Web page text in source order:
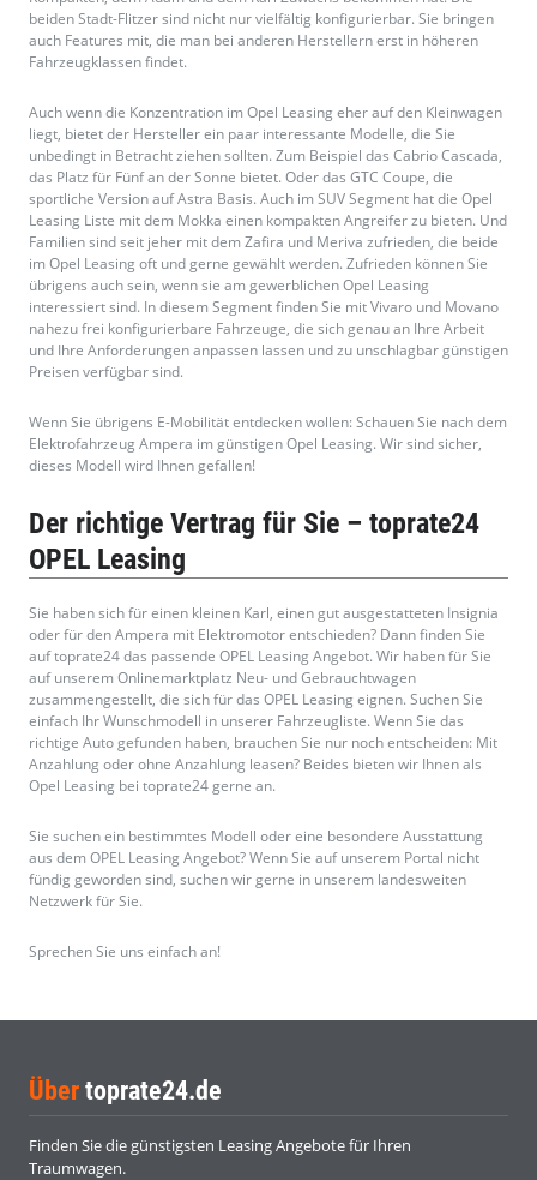
beiden Stadt-Flitzer sind nicht nur vielfältig konfigurierbar. Sie bringen
auch Features mit, die man bei anderen Herstellern erst in höheren
Fahrzeugklassen findet.
Auch wenn die Konzentration im Opel Leasing eher auf den Kleinwagen
liegt, bietet der Hersteller ein paar interessante Modelle, die Sie
unbedingt in Betracht ziehen sollten. Zum Beispiel das Cabrio Cascada,
das Platz für Fünf an der Sonne bietet. Oder das GTC Coupe, die
sportliche Version auf Astra Basis. Auch im SUV Segment hat die Opel
Leasing Liste mit dem Mokka einen kompakten Angreifer zu bieten. Und
Familien sind seit jeher mit dem Zafira und Meriva zufrieden, die beide
im Opel Leasing oft und gerne gewählt werden. Zufrieden können Sie
übrigens auch sein, wenn sie am gewerblichen Opel Leasing
interessiert sind. In diesem Segment finden Sie mit Vivaro und Movano
nahezu frei konfigurierbare Fahrzeuge, die sich genau an Ihre Arbeit
und Ihre Anforderungen anpassen lassen und zu unschlagbar günstigen
Preisen verfügbar sind.
Wenn Sie übrigens E-Mobilität entdecken wollen: Schauen Sie nach dem
Elektrofahrzeug Ampera im günstigen Opel Leasing. Wir sind sicher,
dieses Modell wird Ihnen gefallen!
Der richtige Vertrag für Sie – toprate24
OPEL Leasing
Sie haben sich für einen kleinen Karl, einen gut ausgestatteten Insignia
oder für den Ampera mit Elektromotor entschieden? Dann finden Sie
auf toprate24 das passende OPEL Leasing Angebot. Wir haben für Sie
auf unserem Onlinemarktplatz Neu- und Gebrauchtwagen
zusammengestellt, die sich für das OPEL Leasing eignen. Suchen Sie
einfach Ihr Wunschmodell in unserer Fahrzeugliste. Wenn Sie das
richtige Auto gefunden haben, brauchen Sie nur noch entscheiden: Mit
Anzahlung oder ohne Anzahlung leasen? Beides bieten wir Ihnen als
Opel Leasing bei toprate24 gerne an.
Sie suchen ein bestimmtes Modell oder eine besondere Ausstattung
aus dem OPEL Leasing Angebot? Wenn Sie auf unserem Portal nicht
fündig geworden sind, suchen wir gerne in unserem landesweiten
Netzwerk für Sie.
Sprechen Sie uns einfach an!
Über toprate24.de
Finden Sie die günstigsten Leasing Angebote für Ihren
Traumwagen.